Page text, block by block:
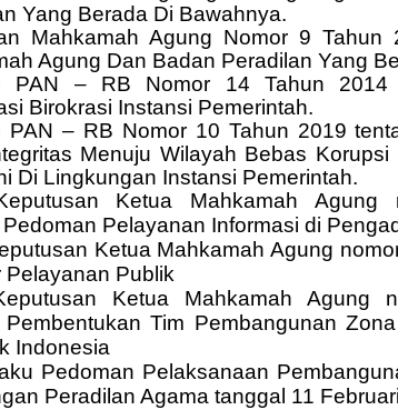
Yang Berada Di Bawahnya.
Mahkamah Agung Nomor 9 Tahun
Agung Dan Badan Peradilan Yang
PAN – RB Nomor 14 Tahun 2014
Birokrasi Instansi Pemerintah.
PAN – RB Nomor 10 Tahun 2019
Menuju Wilayah Bebas
Di Lingkungan Instansi Pemerintah.
Ketua Mahkamah Agung
Pelayanan Informasi di
Ketua Mahkamah Agung
Pelayanan Publik
Ketua Mahkamah Agung
Pembentukan Tim Pembangunan
Indonesia
Pedoman Pelaksanaan
Peradilan Agama tanggal 11